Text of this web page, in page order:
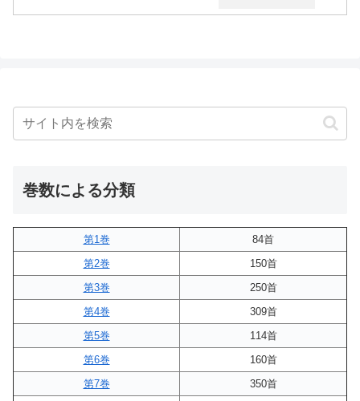
巻数による分類
第1巻
84首
第2巻
150首
第3巻
250首
第4巻
309首
第5巻
114首
第6巻
160首
第7巻
350首